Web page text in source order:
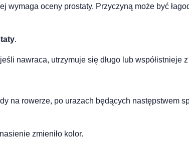
oceny prostaty. Przyczyną może być
.
nawraca, utrzymuje się długo lub współistnieje
na rowerze, po urazach będących następstwem
zmieniło kolor.